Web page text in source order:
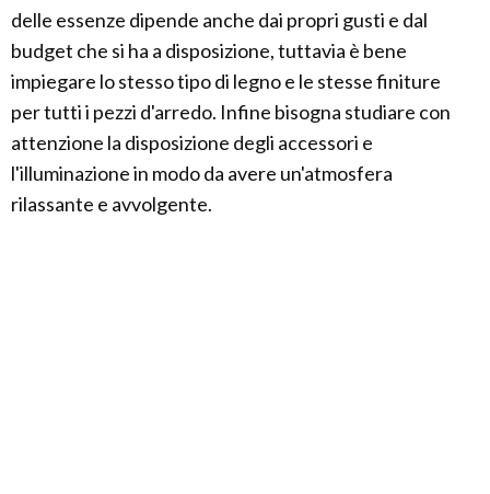
delle essenze dipende anche dai propri gusti e dal
budget che si ha a disposizione, tuttavia è bene
impiegare lo stesso tipo di legno e le stesse finiture
per tutti i pezzi d'arredo. Infine bisogna studiare con
attenzione la disposizione degli accessori e
l'illuminazione in modo da avere un'atmosfera
rilassante e avvolgente.